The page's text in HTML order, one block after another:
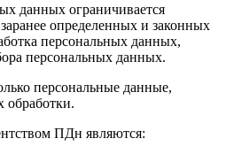
данных ограничивается
определенных и законных
персональных данных,
персональных данных.
персональные данные,
обработки.
ПДн являются: